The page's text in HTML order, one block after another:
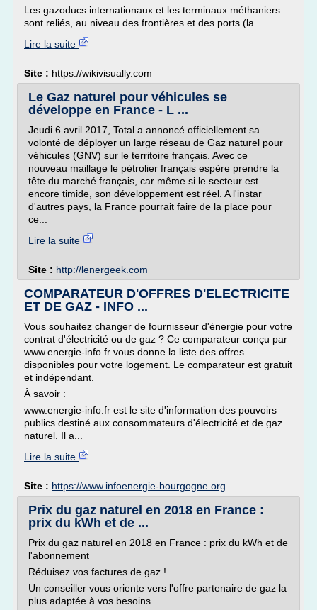
Les gazoducs internationaux et les terminaux méthaniers
sont reliés, au niveau des frontières et des ports (la...
Lire la suite
Site : https://wikivisually.com
Le Gaz naturel pour véhicules se
développe en France - L ...
Jeudi 6 avril 2017, Total a annoncé officiellement sa
volonté de déployer un large réseau de Gaz naturel pour
véhicules (GNV) sur le territoire français. Avec ce
nouveau maillage le pétrolier français espère prendre la
tête du marché français, car même si le secteur est
encore timide, son développement est réel. A l'instar
d'autres pays, la France pourrait faire de la place pour
ce...
Lire la suite
Site : http://lenergeek.com
COMPARATEUR D'OFFRES D'ELECTRICITE
ET DE GAZ - INFO ...
Vous souhaitez changer de fournisseur d'énergie pour votre
contrat d'électricité ou de gaz ? Ce comparateur conçu par
www.energie-info.fr vous donne la liste des offres
disponibles pour votre logement. Le comparateur est gratuit
et indépendant.
À savoir :
www.energie-info.fr est le site d'information des pouvoirs
publics destiné aux consommateurs d'électricité et de gaz
naturel. Il a...
Lire la suite
Site : https://www.infoenergie-bourgogne.org
Prix du gaz naturel en 2018 en France :
prix du kWh et de ...
Prix du gaz naturel en 2018 en France : prix du kWh et de
l'abonnement
Réduisez vos factures de gaz !
Un conseiller vous oriente vers l'offre partenaire de gaz la
plus adaptée à vos besoins.